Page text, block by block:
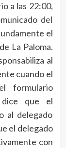
a las 22:00,
del
el
La Paloma.
al
cuando el
formulario
que el
al delegado
el delegado
con